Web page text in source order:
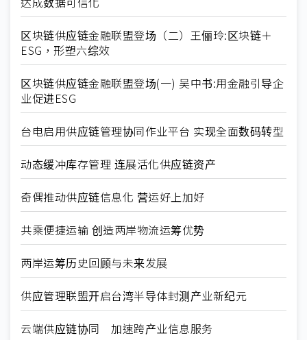
区块链供应链金融联盟登场（二）王俪玲:区块链＋
ESG，形塑六综效
区块链供应链金融联盟登场(一) 吴中书:用金融引导企
业促进ESG
台电启用供应链管理协同作业平台 实现全面数码转型
动态缓冲库存管理 连展活化供应链资产
奇偶推动供应链信息化 营运好上加好
共乘便捷运输 创造两岸物流运筹优势
两岸运筹历史回顾与未来发展
供应管理联盟开启台湾半导体封测产业新纪元
云端供应链协同 加速跨产业信息服务